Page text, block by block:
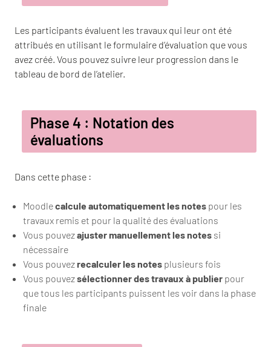
Les participants évaluent les travaux qui leur ont été
attribués en utilisant le formulaire d’évaluation que vous
avez créé. Vous pouvez suivre leur progression dans le
tableau de bord de l’atelier.
Phase 4 : Notation des
évaluations
Dans cette phase :
Moodlecalcule automatiquement les notes pour les
travaux remis et pour la qualité des évaluations
Vous pouvezajuster manuellement les notes si
nécessaire
Vous pouvezrecalculer les notes plusieurs fois
Vous pouvezsélectionner des travaux à publier pour
que tous les participants puissent les voir dans la phase
finale